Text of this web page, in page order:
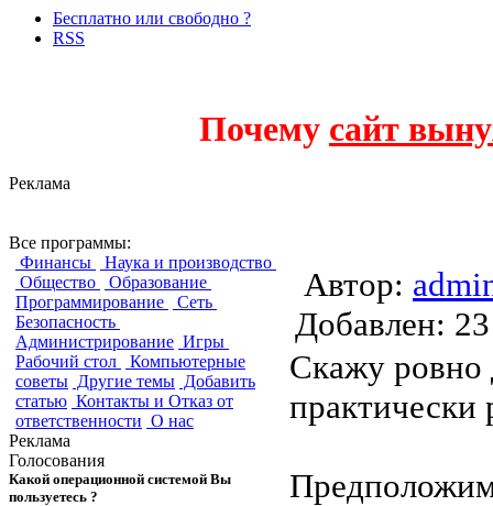
Бесплатно или свободно ?
RSS
Почему сайт
Реклама
Все программы:
Финансы
Наука и производство
Общество
Образование
Программирование
Сеть
Безопасность
Администрирование Игры
Рабочий стол
Компьютерные
советы Другие темы Добавить
статью Контакты и Отказ от
ответственности О нас
Реклама
Голосования
Какой операционной системой Вы
пользуетесь ?
Автор:
Скажу ровно